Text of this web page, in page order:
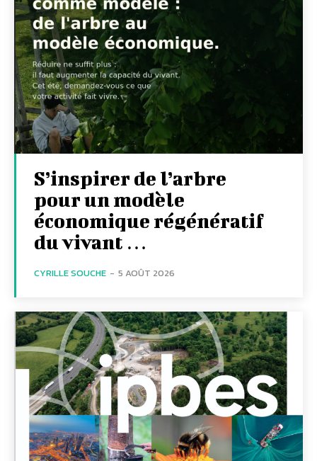
S’inspirer de l’arbre
pour un modèle
économique régénératif
du vivant …
CYRILLE SOUCHE - 5 AOÛT 2026